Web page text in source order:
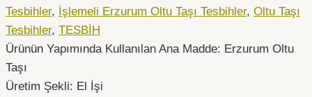
Tesbihler, İşlemeli Erzurum Oltu Taşı Tesbihler, Oltu Taşı
Tesbihler, TESBİH
Ürünün Yapımında Kullanılan Ana Madde: Erzurum Oltu
Taşı
Üretim Şekli: El İşi